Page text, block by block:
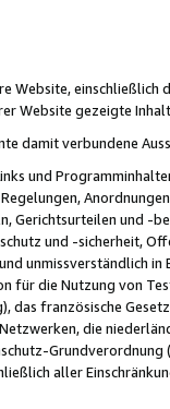
Website,
Website gezeigte
damit verbundene
und
Gerichtsurteilen und -
und -sicherheit,
unmissverständlich
für die Nutzung von
das französische
die
aller